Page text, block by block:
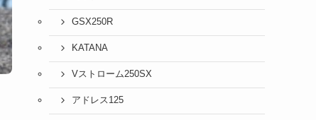
GSX250R
KATANA
Vストローム250SX
アドレス125